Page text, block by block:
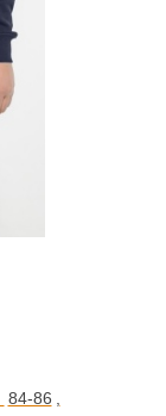
84-86 ,